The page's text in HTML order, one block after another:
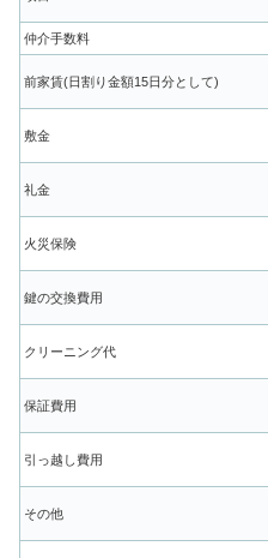
仲介手数料
前家賃(日割り金額15日分として)
敷金
礼金
火災保険
鍵の交換費用
クリーニング代
保証費用
引っ越し費用
その他